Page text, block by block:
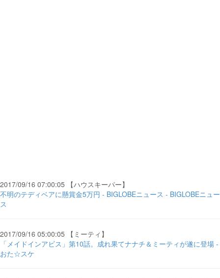
2017/09/16 07:00:05 【ハウスキーパー】
不明のテディベアに懸賞金5万円 - BIGLOBEニュース - BIGLOBEニュー
ス
2017/09/16 05:00:05 【ミーティ】
「メイドインアビス」第10話。成れ果てナナチ＆ミーティが遂に登場 -
おた☆スケ